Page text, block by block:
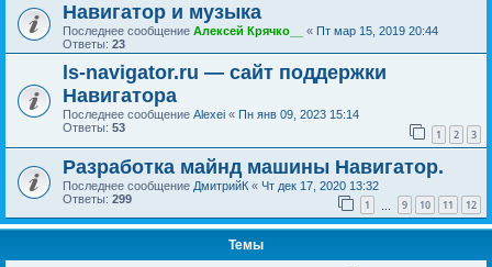
Навигатор и музыка
Последнее сообщение Алексей Крячко__ « Пт мар 15, 2019 20:44
Ответы: 23
ls-navigator.ru — сайт поддержки
Навигатора
Последнее сообщение Alexei « Пн янв 09, 2023 15:14
Ответы: 53 1 2 3
Разработка майнд машины Навигатор.
Последнее сообщение ДмитрийК « Чт дек 17, 2020 13:32
Ответы: 299 1 9 10 11 12
Темы